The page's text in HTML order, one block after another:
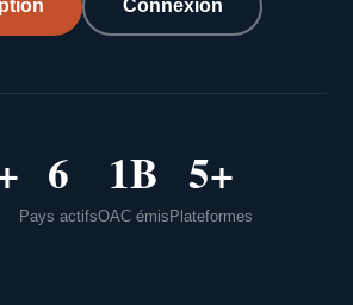
Connexion
6
Pays actifs
1B
OAC émis
5+
Plateformes